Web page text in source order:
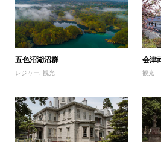
五色沼湖沼群
レジャー, 観光
会津
観光